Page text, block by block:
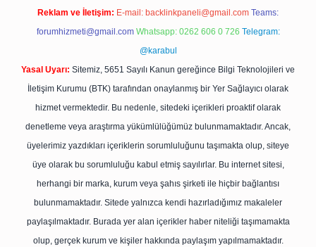
Reklam ve İletişim: E-mail: backlinkpaneli@gmail.com Teams:
forumhizmeti@gmail.com Whatsapp: 0262 606 0 726 Telegram:
@karabul
Yasal Uyarı: Sitemiz, 5651 Sayılı Kanun gereğince Bilgi Teknolojileri ve
İletişim Kurumu (BTK) tarafından onaylanmış bir Yer Sağlayıcı olarak
hizmet vermektedir. Bu nedenle, sitedeki içerikleri proaktif olarak
denetleme veya araştırma yükümlülüğümüz bulunmamaktadır. Ancak,
üyelerimiz yazdıkları içeriklerin sorumluluğunu taşımakta olup, siteye
üye olarak bu sorumluluğu kabul etmiş sayılırlar. Bu internet sitesi,
herhangi bir marka, kurum veya şahıs şirketi ile hiçbir bağlantısı
bulunmamaktadır. Sitede yalnızca kendi hazırladığımız makaleler
paylaşılmaktadır. Burada yer alan içerikler haber niteliği taşımamakta
olup, gerçek kurum ve kişiler hakkında paylaşım yapılmamaktadır.